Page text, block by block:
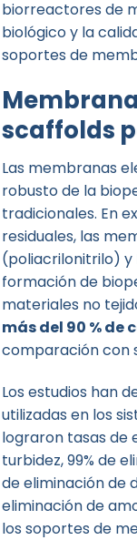
biorreactores de
biológico y la
soportes de
scaffolds
Las membranas
robusto de la
tradicionales. En
residuales, las
(poliacrilonitrilo) y
formación de
materiales no
más del 90 %
comparación con
Los estudios han
utilizadas en los
lograron tasas de
turbidez, 99% de
de eliminación de
eliminación de
los soportes de